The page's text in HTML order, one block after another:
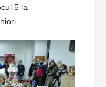
5 la